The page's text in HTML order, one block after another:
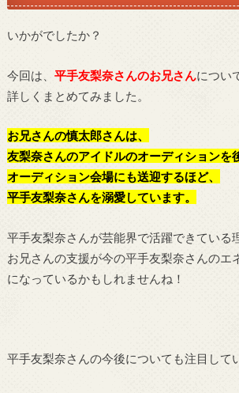
いかがでしたか？
今回は、 平手友梨奈さんのお兄さんについ
詳しくまとめてみました。
お兄さんの慎太郎さんは、
友梨奈さんのアイドルのオーディションを
オーディション会場にも送迎するほど、
平手友梨奈さんを溺愛しています。
平手友梨奈さんが芸能界で活躍できている
お兄さんの支援が今の平手友梨奈さんのエ
になっているかもしれませんね！
平手友梨奈さんの今後についても注目して